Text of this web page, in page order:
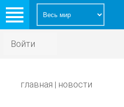
Войти
главная | новости